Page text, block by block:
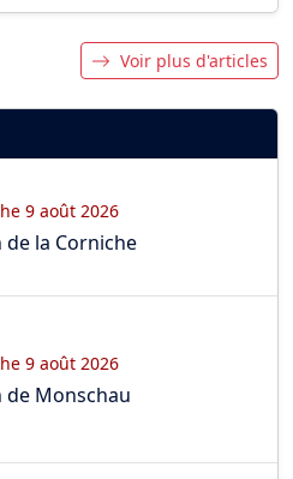
Voir plus d'articles
9 août 2026
la Corniche
9 août 2026
Monschau